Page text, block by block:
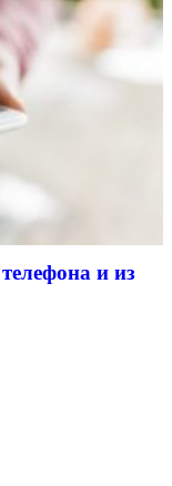
и из